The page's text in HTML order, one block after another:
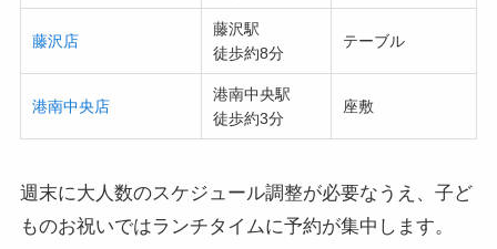
藤沢店
藤沢駅
徒歩約8分
テーブル
港南中央店
港南中央駅
徒歩約3分
座敷
週末に大人数のスケジュール調整が必要なうえ、子ど
ものお祝いではランチタイムに予約が集中します。